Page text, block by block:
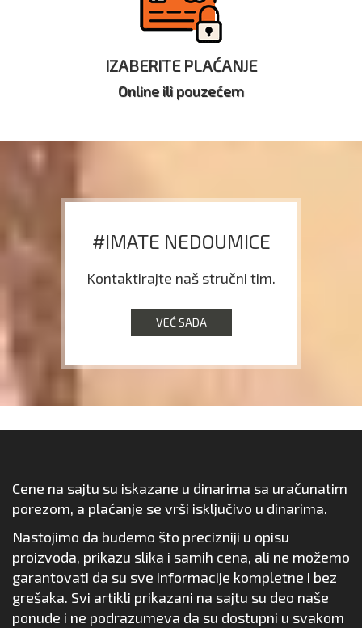
IZABERITE PLAĆANJE
Online ili pouzećem
#IMATE NEDOUMICE
Kontaktirajte naš stručni tim.
VEĆ SADA
Cene na sajtu su iskazane u dinarima sa uračunatim
porezom, a plaćanje se vrši isključivo u dinarima.
Nastojimo da budemo što precizniji u opisu
proizvoda, prikazu slika i samih cena, ali ne možemo
garantovati da su sve informacije kompletne i bez
grešaka. Svi artikli prikazani na sajtu su deo naše
ponude i ne podrazumeva da su dostupni u svakom